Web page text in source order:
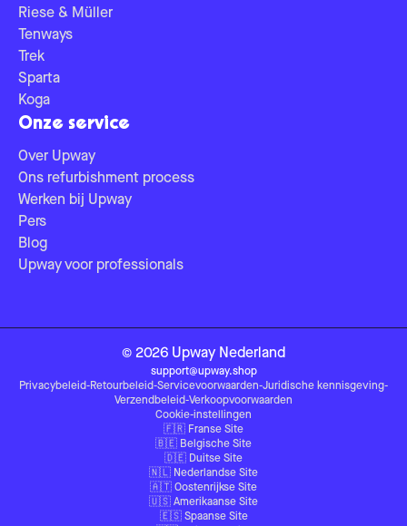
Riese & Müller
Tenways
Trek
Sparta
Koga
Onze service
Over Upway
Ons refurbishment process
Werken bij Upway
Pers
Blog
Upway voor professionals
© 2026 Upway Nederland
support@upway.shop
Privacybeleid-Retourbeleid-Servicevoorwaarden-Juridische kennisgeving-
Verzendbeleid-Verkoopvoorwaarden
Cookie-instellingen
🇫🇷 Franse Site
🇧🇪 Belgische Site
🇩🇪 Duitse Site
🇳🇱 Nederlandse Site
🇦🇹 Oostenrijkse Site
🇺🇸 Amerikaanse Site
🇪🇸 Spaanse Site